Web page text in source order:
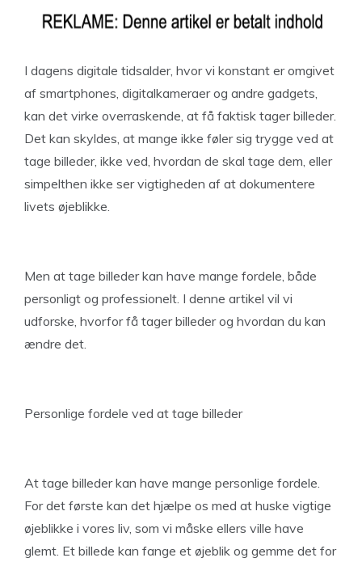
I dagens digitale tidsalder, hvor vi konstant er omgivet
af smartphones, digitalkameraer og andre gadgets,
kan det virke overraskende, at få faktisk tager billeder.
Det kan skyldes, at mange ikke føler sig trygge ved at
tage billeder, ikke ved, hvordan de skal tage dem, eller
simpelthen ikke ser vigtigheden af at dokumentere
livets øjeblikke.
Men at tage billeder kan have mange fordele, både
personligt og professionelt. I denne artikel vil vi
udforske, hvorfor få tager billeder og hvordan du kan
ændre det.
Personlige fordele ved at tage billeder
At tage billeder kan have mange personlige fordele.
For det første kan det hjælpe os med at huske vigtige
øjeblikke i vores liv, som vi måske ellers ville have
glemt. Et billede kan fange et øjeblik og gemme det for